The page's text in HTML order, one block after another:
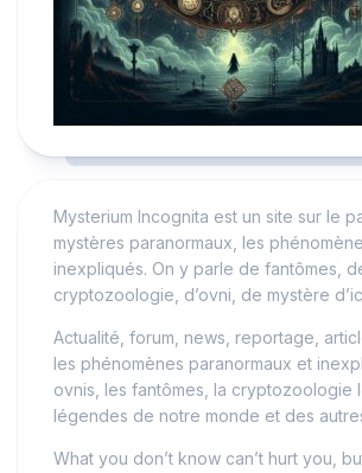
Mysterium Incognita est un site sur le
mystères paranormaux, les
inexpliqués. On y parle de fantômes,
cryptozoologie, d’ovni, de mystère
Actualité, forum, news, reportage,
les phénomènes paranormaux et
ovnis, les fantômes, la cryptozoologie
légendes de notre monde et des
What you don’t know can’t hurt you,